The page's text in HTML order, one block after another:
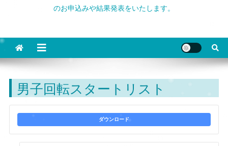
のお申込みや結果発表をいたします。
男子回転スタートリスト
ダウンロード